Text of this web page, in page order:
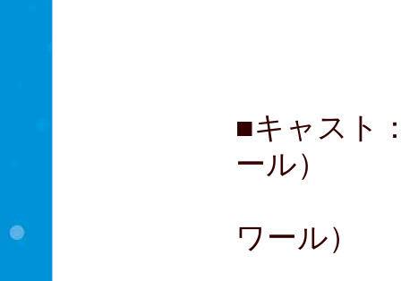
■キャスト
ール）
ワール）